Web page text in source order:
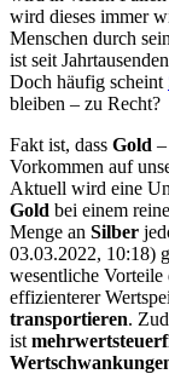
wird dieses immer
Menschen durch
ist seit
Doch häufig scheint
bleiben – zu Recht?
Fakt ist, dass Gold
Vorkommen auf
Aktuell wird eine
Gold bei einem
Menge an Silber
03.03.2022, 10:18)
wesentliche
effizienterer
transportieren.
ist